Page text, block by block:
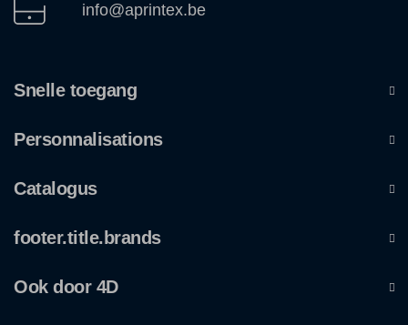
info@aprintex.be
Snelle toegang
Personnalisations
Catalogus
footer.title.brands
Ook door 4D